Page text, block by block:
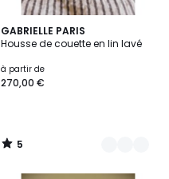
GABRIELLE PARIS
Housse de couette en lin lavé
à partir de
270,00 €
5
/
2
Couleurs
5
/